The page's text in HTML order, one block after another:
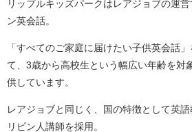
リップルキッズパークはレアジョブの運
ン英会話。
「すべてのご家庭に届けたい子供英会話
て、3歳から高校生という幅広い年齢を対
供しています。
レアジョブと同じく、国の特徴として英
リピン人講師を採用。